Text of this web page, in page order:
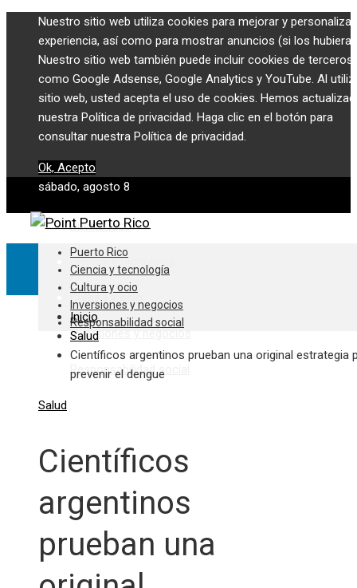
Nuestro sitio web utiliza cookies para mejorar y
experiencia, así como para mostrar anuncios (si los hubiera).
Nuestro sitio web también puede incluir cookies de terceros,
como Google Adsense, Google Analytics y YouTube. Al
sitio web, usted acepta el uso de cookies. Hemos
nuestra Política de privacidad. Haga clic en el botón para
consultar nuestra Política de privacidad.
Ok, Acepto
sábado, agosto 8
Puerto Rico
Ciencia y tecnología
Cultura y ocio
Inversiones y negocios
Responsabilidad social
Puerto Rico
Ciencia y tecnología
Cultura y ocio
Inversiones y negocios
Responsabilidad social
Inicio
Salud
Científicos argentinos prueban una original estrategia
prevenir el dengue
Salud
Científicos
argentinos
prueban una